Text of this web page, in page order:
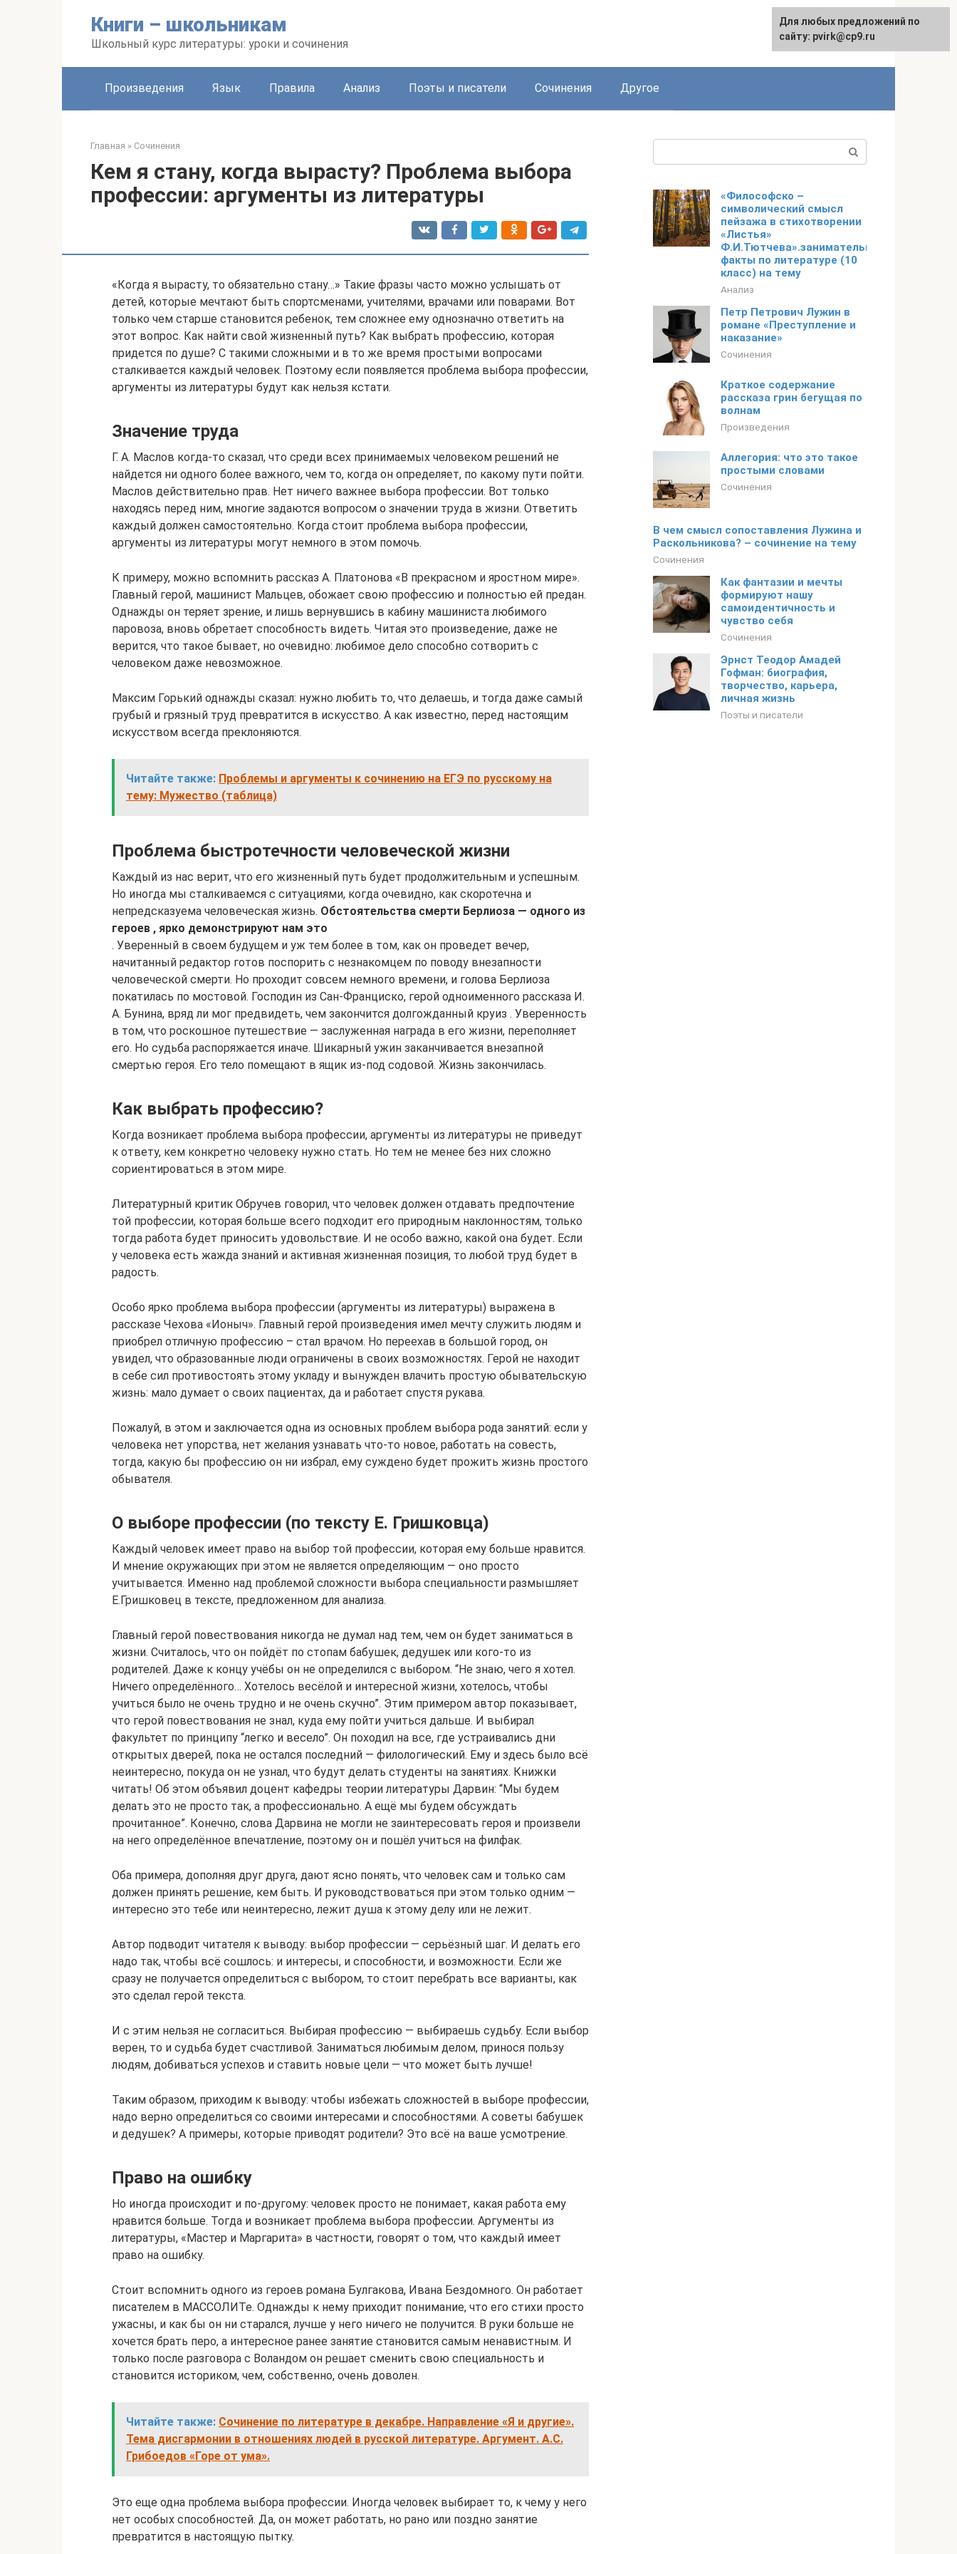
Книги – школьникам
Школьный курс литературы: уроки и сочинения
English
Произведения Язык Правила Анализ Поэты и писатели Сочинения Другое
Главная » Сочинения
Кем я стану, когда вырасту? Проблема выбора
профессии: аргументы из литературы
«Когда я вырасту, то обязательно стану…» Такие фразы часто можно услышать от
детей, которые мечтают быть спортсменами, учителями, врачами или поварами. Вот
только чем старше становится ребенок, тем сложнее ему однозначно ответить на
этот вопрос. Как найти свой жизненный путь? Как выбрать профессию, которая
придется по душе? С такими сложными и в то же время простыми вопросами
сталкивается каждый человек. Поэтому если появляется проблема выбора профессии,
аргументы из литературы будут как нельзя кстати.
Значение труда
Г. А. Маслов когда-то сказал, что среди всех принимаемых человеком решений не
найдется ни одного более важного, чем то, когда он определяет, по какому пути пойти.
Маслов действительно прав. Нет ничего важнее выбора профессии. Вот только
находясь перед ним, многие задаются вопросом о значении труда в жизни. Ответить
каждый должен самостоятельно. Когда стоит проблема выбора профессии,
аргументы из литературы могут немного в этом помочь.
К примеру, можно вспомнить рассказ А. Платонова «В прекрасном и яростном мире».
Главный герой, машинист Мальцев, обожает свою профессию и полностью ей предан.
Однажды он теряет зрение, и лишь вернувшись в кабину машиниста любимого
паровоза, вновь обретает способность видеть. Читая это произведение, даже не
верится, что такое бывает, но очевидно: любимое дело способно сотворить с
человеком даже невозможное.
Максим Горький однажды сказал: нужно любить то, что делаешь, и тогда даже самый
грубый и грязный труд превратится в искусство. А как известно, перед настоящим
искусством всегда преклоняются.
Читайте также: Проблемы и аргументы к сочинению на ЕГЭ по русскому на
тему: Мужество (таблица)
Проблема быстротечности человеческой жизни
Каждый из нас верит, что его жизненный путь будет продолжительным и успешным.
Но иногда мы сталкиваемся с ситуациями, когда очевидно, как скоротечна и
непредсказуема человеческая жизнь. Обстоятельства смерти Берлиоза — одного из
героев , ярко демонстрируют нам это
. Уверенный в своем будущем и уж тем более в том, как он проведет вечер,
начитанный редактор готов поспорить с незнакомцем по поводу внезапности
человеческой смерти. Но проходит совсем немного времени, и голова Берлиоза
покатилась по мостовой. Господин из Сан-Франциско, герой одноименного рассказа И.
А. Бунина, вряд ли мог предвидеть, чем закончится долгожданный круиз . Уверенность
в том, что роскошное путешествие — заслуженная награда в его жизни, переполняет
его. Но судьба распоряжается иначе. Шикарный ужин заканчивается внезапной
смертью героя. Его тело помещают в ящик из-под содовой. Жизнь закончилась.
Как выбрать профессию?
Когда возникает проблема выбора профессии, аргументы из литературы не приведут
к ответу, кем конкретно человеку нужно стать. Но тем не менее без них сложно
сориентироваться в этом мире.
Литературный критик Обручев говорил, что человек должен отдавать предпочтение
той профессии, которая больше всего подходит его природным наклонностям, только
тогда работа будет приносить удовольствие. И не особо важно, какой она будет. Если
у человека есть жажда знаний и активная жизненная позиция, то любой труд будет в
радость.
Особо ярко проблема выбора профессии (аргументы из литературы) выражена в
рассказе Чехова «Ионыч». Главный герой произведения имел мечту служить людям и
приобрел отличную профессию – стал врачом. Но переехав в большой город, он
увидел, что образованные люди ограничены в своих возможностях. Герой не находит
в себе сил противостоять этому укладу и вынужден влачить простую обывательскую
жизнь: мало думает о своих пациентах, да и работает спустя рукава.
Пожалуй, в этом и заключается одна из основных проблем выбора рода занятий: если у
человека нет упорства, нет желания узнавать что-то новое, работать на совесть,
тогда, какую бы профессию он ни избрал, ему суждено будет прожить жизнь простого
обывателя.
О выборе профессии (по тексту Е. Гришковца)
Каждый человек имеет право на выбор той профессии, которая ему больше нравится.
И мнение окружающих при этом не является определяющим — оно просто
учитывается. Именно над проблемой сложности выбора специальности размышляет
Е.Гришковец в тексте, предложенном для анализа.
Главный герой повествования никогда не думал над тем, чем он будет заниматься в
жизни. Считалось, что он пойдёт по стопам бабушек, дедушек или кого-то из
родителей. Даже к концу учёбы он не определился с выбором. “Не знаю, чего я хотел.
Ничего определённого… Хотелось весёлой и интересной жизни, хотелось, чтобы
учиться было не очень трудно и не очень скучно”. Этим примером автор показывает,
что герой повествования не знал, куда ему пойти учиться дальше. И выбирал
факультет по принципу “легко и весело”. Он походил на все, где устраивались дни
открытых дверей, пока не остался последний — филологический. Ему и здесь было всё
неинтересно, покуда он не узнал, что будут делать студенты на занятиях. Книжки
читать! Об этом объявил доцент кафедры теории литературы Дарвин: “Мы будем
делать это не просто так, а профессионально. А ещё мы будем обсуждать
прочитанное”. Конечно, слова Дарвина не могли не заинтересовать героя и произвели
на него определённое впечатление, поэтому он и пошёл учиться на филфак.
Оба примера, дополняя друг друга, дают ясно понять, что человек сам и только сам
должен принять решение, кем быть. И руководствоваться при этом только одним —
интересно это тебе или неинтересно, лежит душа к этому делу или не лежит.
Автор подводит читателя к выводу: выбор профессии — серьёзный шаг. И делать его
надо так, чтобы всё сошлось: и интересы, и способности, и возможности. Если же
сразу не получается определиться с выбором, то стоит перебрать все варианты, как
это сделал герой текста.
И с этим нельзя не согласиться. Выбирая профессию — выбираешь судьбу. Если выбор
верен, то и судьба будет счастливой. Заниматься любимым делом, принося пользу
людям, добиваться успехов и ставить новые цели — что может быть лучше!
Таким образом, приходим к выводу: чтобы избежать сложностей в выборе профессии,
надо верно определиться со своими интересами и способностями. А советы бабушек
и дедушек? А примеры, которые приводят родители? Это всё на ваше усмотрение.
Право на ошибку
Но иногда происходит и по-другому: человек просто не понимает, какая работа ему
нравится больше. Тогда и возникает проблема выбора профессии. Аргументы из
литературы, «Мастер и Маргарита» в частности, говорят о том, что каждый имеет
право на ошибку.
Стоит вспомнить одного из героев романа Булгакова, Ивана Бездомного. Он работает
писателем в МАССОЛИТе. Однажды к нему приходит понимание, что его стихи просто
ужасны, и как бы он ни старался, лучше у него ничего не получится. В руки больше не
хочется брать перо, а интересное ранее занятие становится самым ненавистным. И
только после разговора с Воландом он решает сменить свою специальность и
становится историком, чем, собственно, очень доволен.
Читайте также: Сочинение по литературе в декабре. Направление «Я и другие».
Тема дисгармонии в отношениях людей в русской литературе. Аргумент. А.С.
Грибоедов «Горе от ума».
Это еще одна проблема выбора профессии. Иногда человек выбирает то, к чему у него
нет особых способностей. Да, он может работать, но рано или поздно занятие
превратится в настоящую пытку.
«Философско –
символический смысл
пейзажа в стихотворении
«Листья»
Ф.И.Тютчева».занимательные
факты по литературе (10
класс) на тему
Анализ
Петр Петрович Лужин в
романе «Преступление и
наказание»
Сочинения
Краткое содержание
рассказа грин бегущая по
волнам
Произведения
Аллегория: что это такое
простыми словами
Сочинения
В чем смысл сопоставления Лужина и
Раскольникова? – сочинение на тему
Сочинения
Как фантазии и мечты
формируют нашу
самоидентичность и
чувство себя
Сочинения
Эрнст Теодор Амадей
Гофман: биография,
творчество, карьера,
личная жизнь
Поэты и писатели
Для любых предложений по
сайту: pvirk@cp9.ru